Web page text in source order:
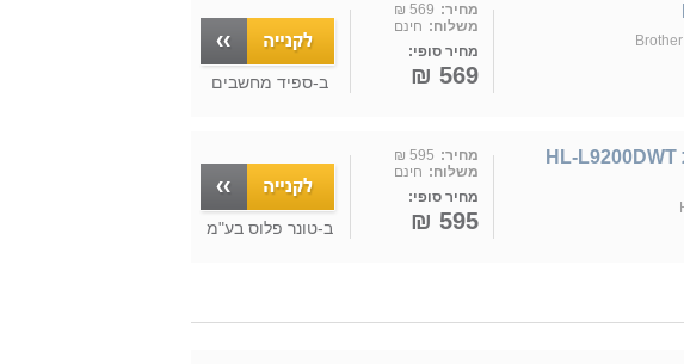
טונר שחור מקורי Brother TN900BK מתאים לדגמיםBrother
מחיר: 569 ₪
משלוח: חינם
מחיר סופי:
569 ₪ ב-ספיד מחשבים
טונר ברדר שחור TN900BK למדפסת HL-L9200DWT
מחיר: 595 ₪
משלוח: חינם
מחיר סופי:
595 ₪ ב-טונר פלוס בע"מ